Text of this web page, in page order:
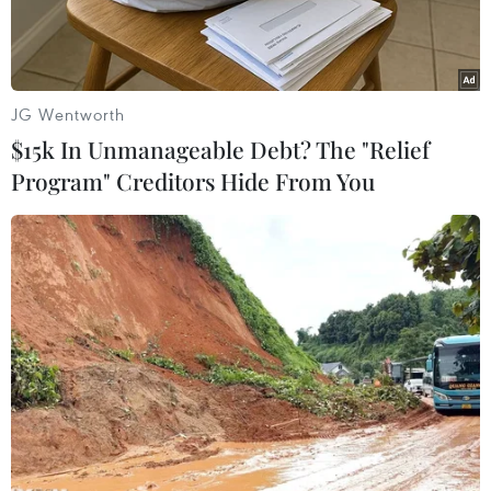
thiết.
Hướng dẫn người dân làm thủ tục đăng ký hộ kinh doanh.
(Ảnh: Dương Chí Tưởng/TTXVN)
Bộ Nội vụ cho biết 6 tháng đầu năm 2026, công
tác cải cách thủ tục hành chính tiếp tục được
JG Wentworth
$15k In Unmanageable Debt? The "Relief
Program" Creditors Hide From You